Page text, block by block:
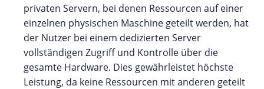
privaten Servern, bei denen Ressourcen auf einer
einzelnen physischen Maschine geteilt werden, hat
der Nutzer bei einem dedizierten Server
vollständigen Zugriff und Kontrolle über die
gesamte Hardware. Dies gewährleistet höchste
Leistung, da keine Ressourcen mit anderen geteilt